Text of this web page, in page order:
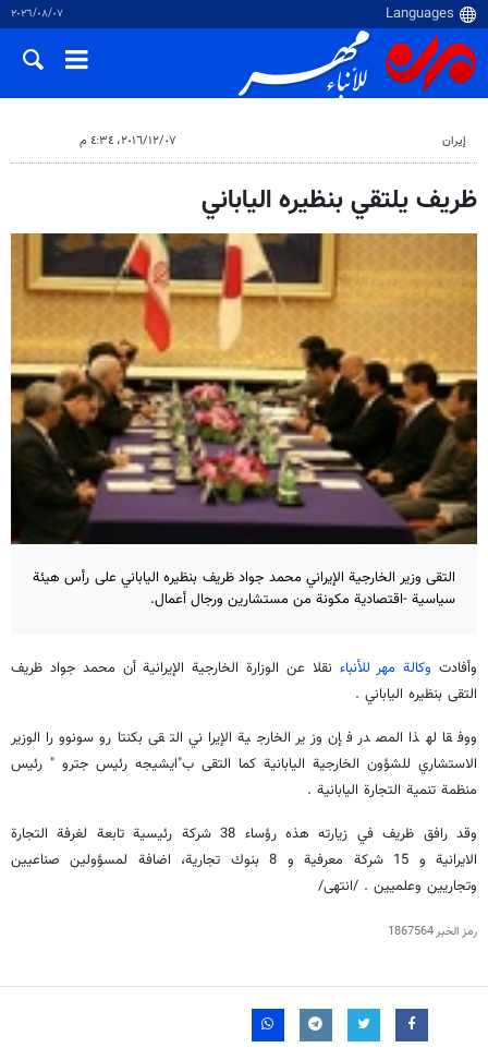
٠٧‏/٠٨‏/٢٠٢٦
إيران ٠٧‏/١٢‏/٢٠١٦، ٤:٣٤ م
ظريف يلتقي بنظيره الياباني
التقى وزير الخارجية الإيراني محمد جواد ظريف بنظيره الياباني على رأس هيئة
سياسية -اقتصادية مكونة من مستشارين ورجال أعمال.
وأفادت وكالة مهر للأنباء نقلا عن الوزارة الخارجية الإيرانية أن محمد جواد ظريف
التقى بنظيره الياباني .
ووفقا لهذا المصدر فإن وزير الخارجية الإيراني التقى بكنتارو سونوورا الوزير
الاستشاري للشؤون الخارجية اليابانية كما التقى ب"ايشيجه رئيس جترو " رئيس
منظمة تنمية التجارة اليابانية .
وقد رافق ظريف في زيارته هذه رؤساء 38 شركة رئيسية تابعة لغرفة التجارة
الايرانية و 15 شركة معرفية و 8 بنوك تجارية، اضافة لمسؤولين صناعيين
وتجاريين وعلميين . /انتهى/
رمز الخبر1867564